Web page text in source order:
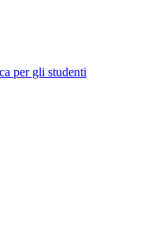
per gli studenti